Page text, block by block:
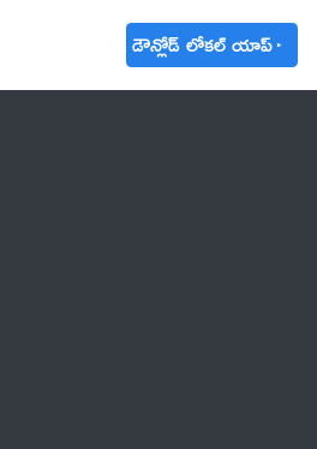
డౌన్లోడ్ లోకల్ యాప్